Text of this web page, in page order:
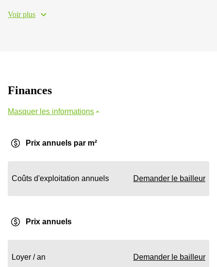
Voir plus
Finances
Masquer les informations
Prix annuels par m²
Coûts d'exploitation annuels Demander le bailleur
Prix annuels
Loyer / an Demander le bailleur